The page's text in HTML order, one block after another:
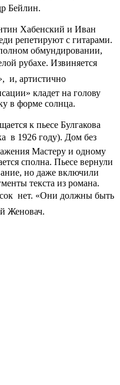
Бейлин.
Хабенский и Иван
репетируют с гитарами.
обмундировании,
рубахе. Извиняется
 и, артистично
кладет на голову
в форме солнца.
к пьесе Булгакова
 в 1926 году). Дом без
Мастеру и одному
сполна. Пьесе вернули
но даже включили
текста из романа.
 нет. «Они должны быть
Женовач.